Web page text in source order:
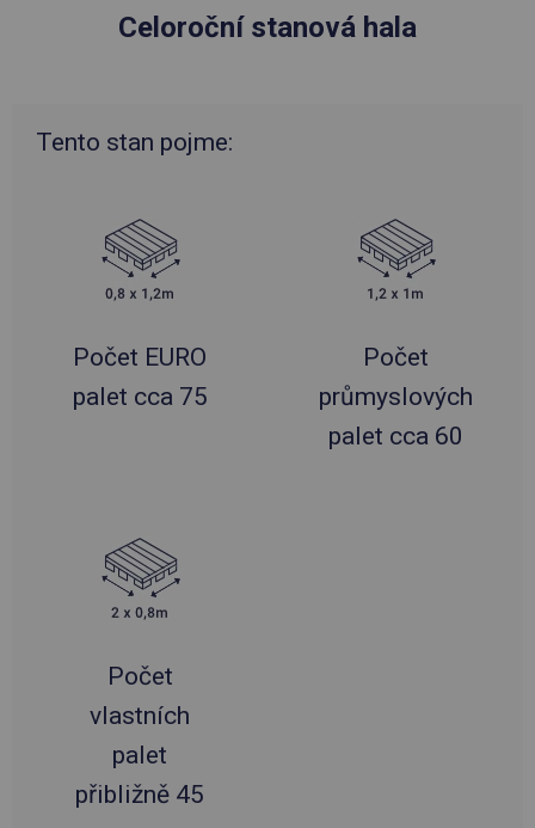
Celoroční stanová hala
Tento stan pojme:
Počet EURO
palet cca 75
Počet
průmyslových
palet cca 60
Počet
vlastních
palet
přibližně 45